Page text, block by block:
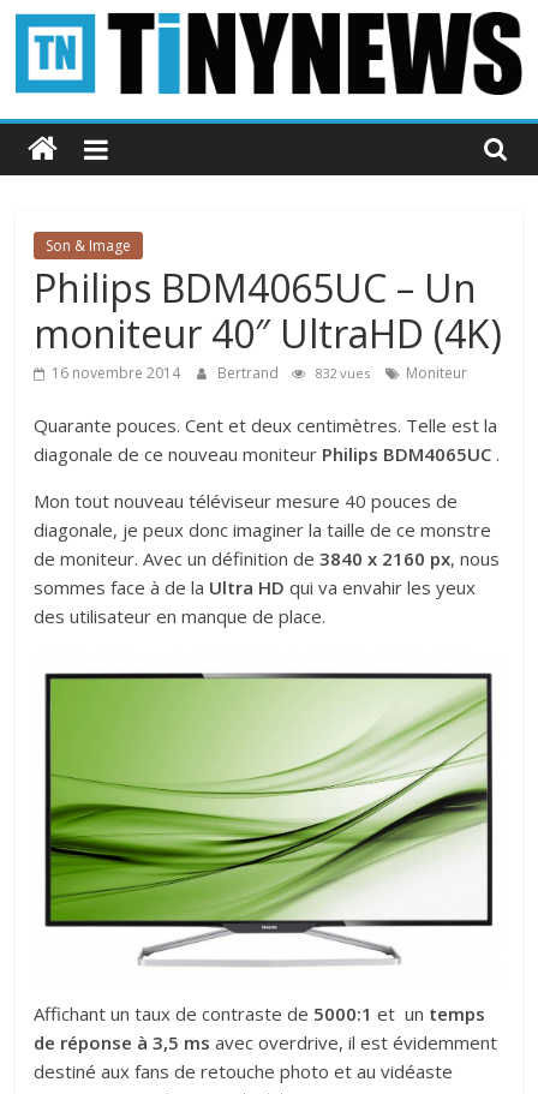
Passer
contenu
Tinynews
Le
belge
connecté
Son & Image
Philips BDM4065UC – Un
moniteur 40″ UltraHD (4K)
16 novembre 2014 Bertrand 832 vues Moniteur
Quarante pouces. Cent et deux centimètres. Telle est la
diagonale de ce nouveau moniteur Philips BDM4065UC .
Mon tout nouveau téléviseur mesure 40 pouces de
diagonale, je peux donc imaginer la taille de ce monstre
de moniteur. Avec un définition de3840 x 2160 px, nous
sommes face à de la Ultra HD qui va envahir les yeux
des utilisateur en manque de place.
Affichant un taux de contraste de 5000:1 et un temps
de réponse à 3,5 ms avec overdrive, il est évidemment
destiné aux fans de retouche photo et au vidéaste